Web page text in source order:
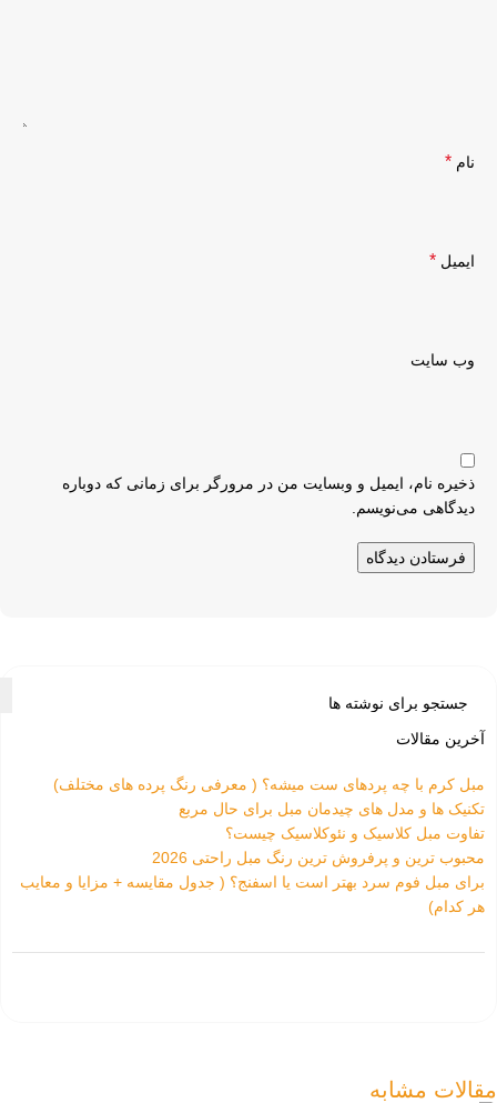
نام *
ایمیل *
وب‌ سایت
ذخیره نام، ایمیل و وبسایت من در مرورگر برای زمانی که دوباره
دیدگاهی می‌نویسم.
آخرین مقالات
مبل کرم با چه پردهای ست میشه؟ ( معرفی رنگ پرده های مختلف)
تکنیک ها و مدل های چیدمان مبل برای حال مربع
تفاوت‌ مبل کلاسیک و نئوکلاسیک چیست؟
محبوب ترین و پرفروش ترین رنگ مبل راحتی 2026
برای مبل فوم سرد بهتر است یا اسفنج؟ ( جدول مقایسه + مزایا و معایب
هر کدام)
مقالات مشابه